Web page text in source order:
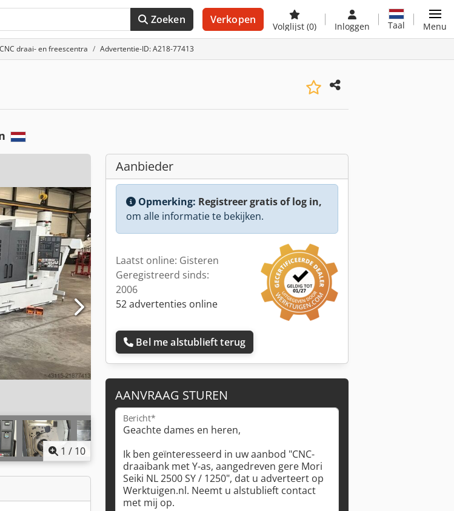
Zoeken Verkopen
Volglijst (0) Inloggen Taal Menu
CNC draai- en freescentra Advertentie-ID: A218-77413
1 / 10
Aanbieder
Opmerking: Registreer gratis of log in,
om alle informatie te bekijken.
Laatst online: Gisteren
Geregistreerd sinds:
2006
52 advertenties online
Bel me alstublieft terug
AANVRAAG STUREN
Bericht*